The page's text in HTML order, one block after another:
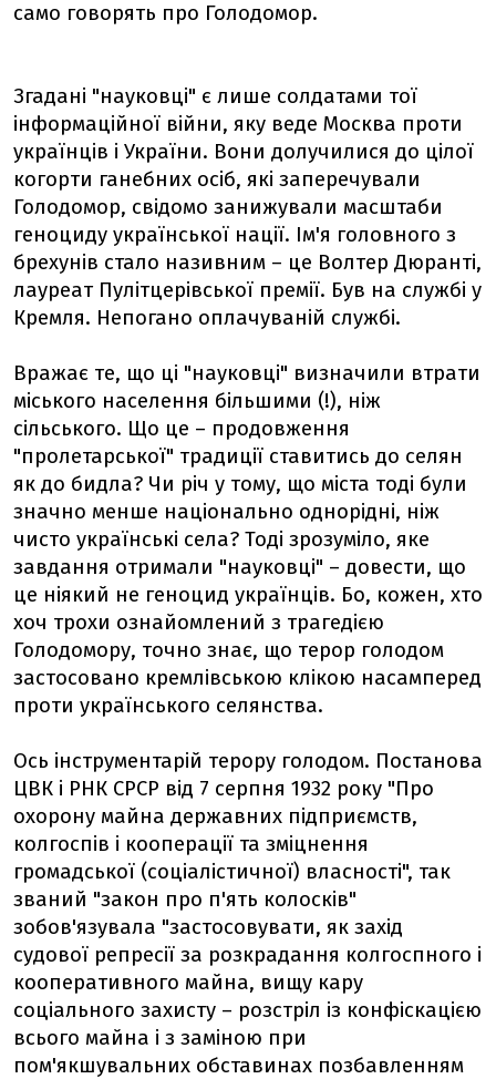
само говорять про Голодомор.
Згадані "науковці" є лише солдатами тої
інформаційної війни, яку веде Москва проти
українців і України. Вони долучилися до цілої
когорти ганебних осіб, які заперечували
Голодомор, свідомо занижували масштаби
геноциду української нації. Ім'я головного з
брехунів стало називним – це Волтер Дюранті,
лауреат Пулітцерівської премії. Був на службі у
Кремля. Непогано оплачуваній службі.
Вражає те, що ці "науковці" визначили втрати
міського населення більшими (!), ніж
сільського. Що це – продовження
"пролетарської" традиції ставитись до селян
як до бидла? Чи річ у тому, що міста тоді були
значно менше національно однорідні, ніж
чисто українські села? Тоді зрозуміло, яке
завдання отримали "науковці" – довести, що
це ніякий не геноцид українців. Бо, кожен, хто
хоч трохи ознайомлений з трагедією
Голодомору, точно знає, що терор голодом
застосовано кремлівською клікою насамперед
проти українського селянства.
Ось інструментарій терору голодом. Постанова
ЦВК і РНК СРСР від 7 серпня 1932 року "Про
охорону майна державних підприємств,
колгоспів і кооперації та зміцнення
громадської (соціалістичної) власності", так
званий "закон про п'ять колосків"
зобов'язувала "застосовувати, як захід
судової репресії за розкрадання колгоспного і
кооперативного майна, вищу кару
соціального захисту – розстріл із конфіскацією
всього майна і з заміною при
пом'якшувальних обставинах позбавленням